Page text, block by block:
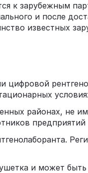
к зарубежным
и после
известных
цифровой
районах, не
предприятий
и может